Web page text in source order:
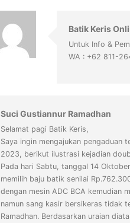
Batik Keris
Untuk Info &
WA : +62 811-
Suci Gustiannur Ramadhan
Selamat pagi Batik Keris,
Saya ingin mengajukan
2023, berikut ilustrasi kejadian
Pada hari Sabtu, tanggal 14
memilih baju batik senilai
dengan mesin ADC BCA kemudian
namun sang kasir bersikeras tidak
Ramadhan. Berdasarkan uraian